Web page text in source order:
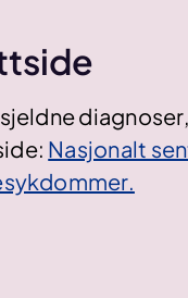
Nasjonalt